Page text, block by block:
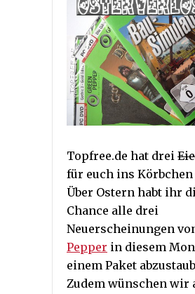
Topfree.de hat drei
für euch ins Körbchen
Über Ostern habt ihr
Chance alle drei
Neuerscheinungen
Pepper in diesem
einem Paket
Zudem wünschen wir